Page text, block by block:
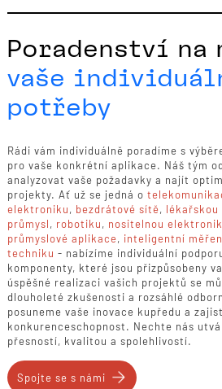
Poradenství na
vaše
potřeby
Rádi vám individuálně poradíme s
pro vaše konkrétní aplikace. Náš tým
analyzovat vaše požadavky a najít
projekty. Ať už se jedná o
elektroniku, bezdrátové sítě, lékařskou
průmysl, robotiku, nositelnou
průmyslové aplikace, inteligentní
techniku - nabízíme individuální
komponenty, které jsou přizpůsobeny
úspěšné realizaci vašich projektů se
dlouholeté zkušenosti a rozsáhlé
posuneme vaše inovace kupředu a
konkurenceschopnost. Nechte nás
přesností, kvalitou a spolehlivostí.
Spojte se s námi